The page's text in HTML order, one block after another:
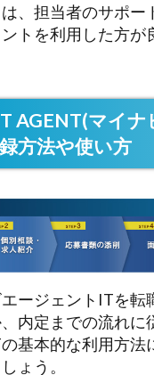
、担当者のサポー
トを利用した方が
AGENT(マイナ
方法や使い方
ージェントITを転
内定までの流れに
基本的な利用方法
ょう。